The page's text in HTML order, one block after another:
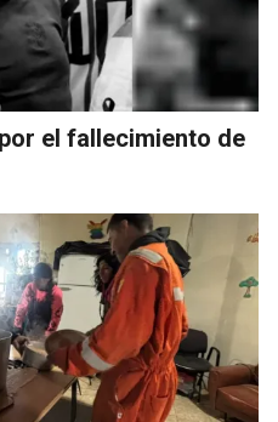
el fallecimiento de